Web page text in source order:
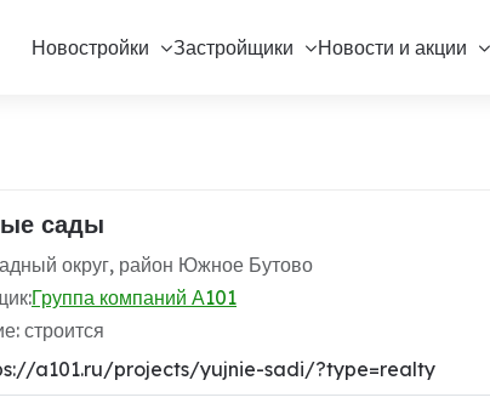
Новостройки Застройщики Новости и акции
сады
округ, район Южное Бутово
Группа компаний А101
строится
a101.ru/projects/yujnie-sadi/?type=realty